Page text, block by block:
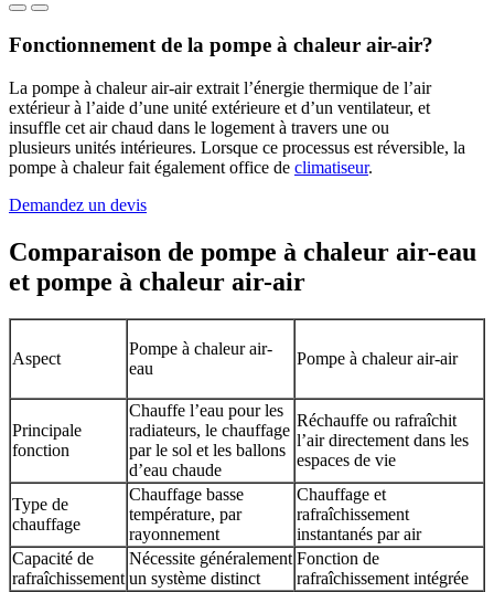
Fonctionnement de la pompe à chaleur air-air?
La pompe à chaleur air-air extrait l’énergie thermique de l’air
extérieur à l’aide d’une unité extérieure et d’un ventilateur, et
insuffle cet air chaud dans le logement à travers une ou
plusieurs unités intérieures. Lorsque ce processus est réversible, la
pompe à chaleur fait également office de climatiseur.
Demandez un devis
Comparaison de pompe à chaleur air-eau
et pompe à chaleur air-air
Aspect
Pompe à chaleur air-
eau
Pompe à chaleur air-air
Principale
fonction
Chauffe l’eau pour les
radiateurs, le chauffage
par le sol et les ballons
d’eau chaude
Réchauffe ou rafraîchit
l’air directement dans les
espaces de vie
Type de
chauffage
Chauffage basse
température, par
rayonnement
Chauffage et
rafraîchissement
instantanés par air
Capacité de
rafraîchissement
Nécessite généralement
un système distinct
Fonction de
rafraîchissement intégrée